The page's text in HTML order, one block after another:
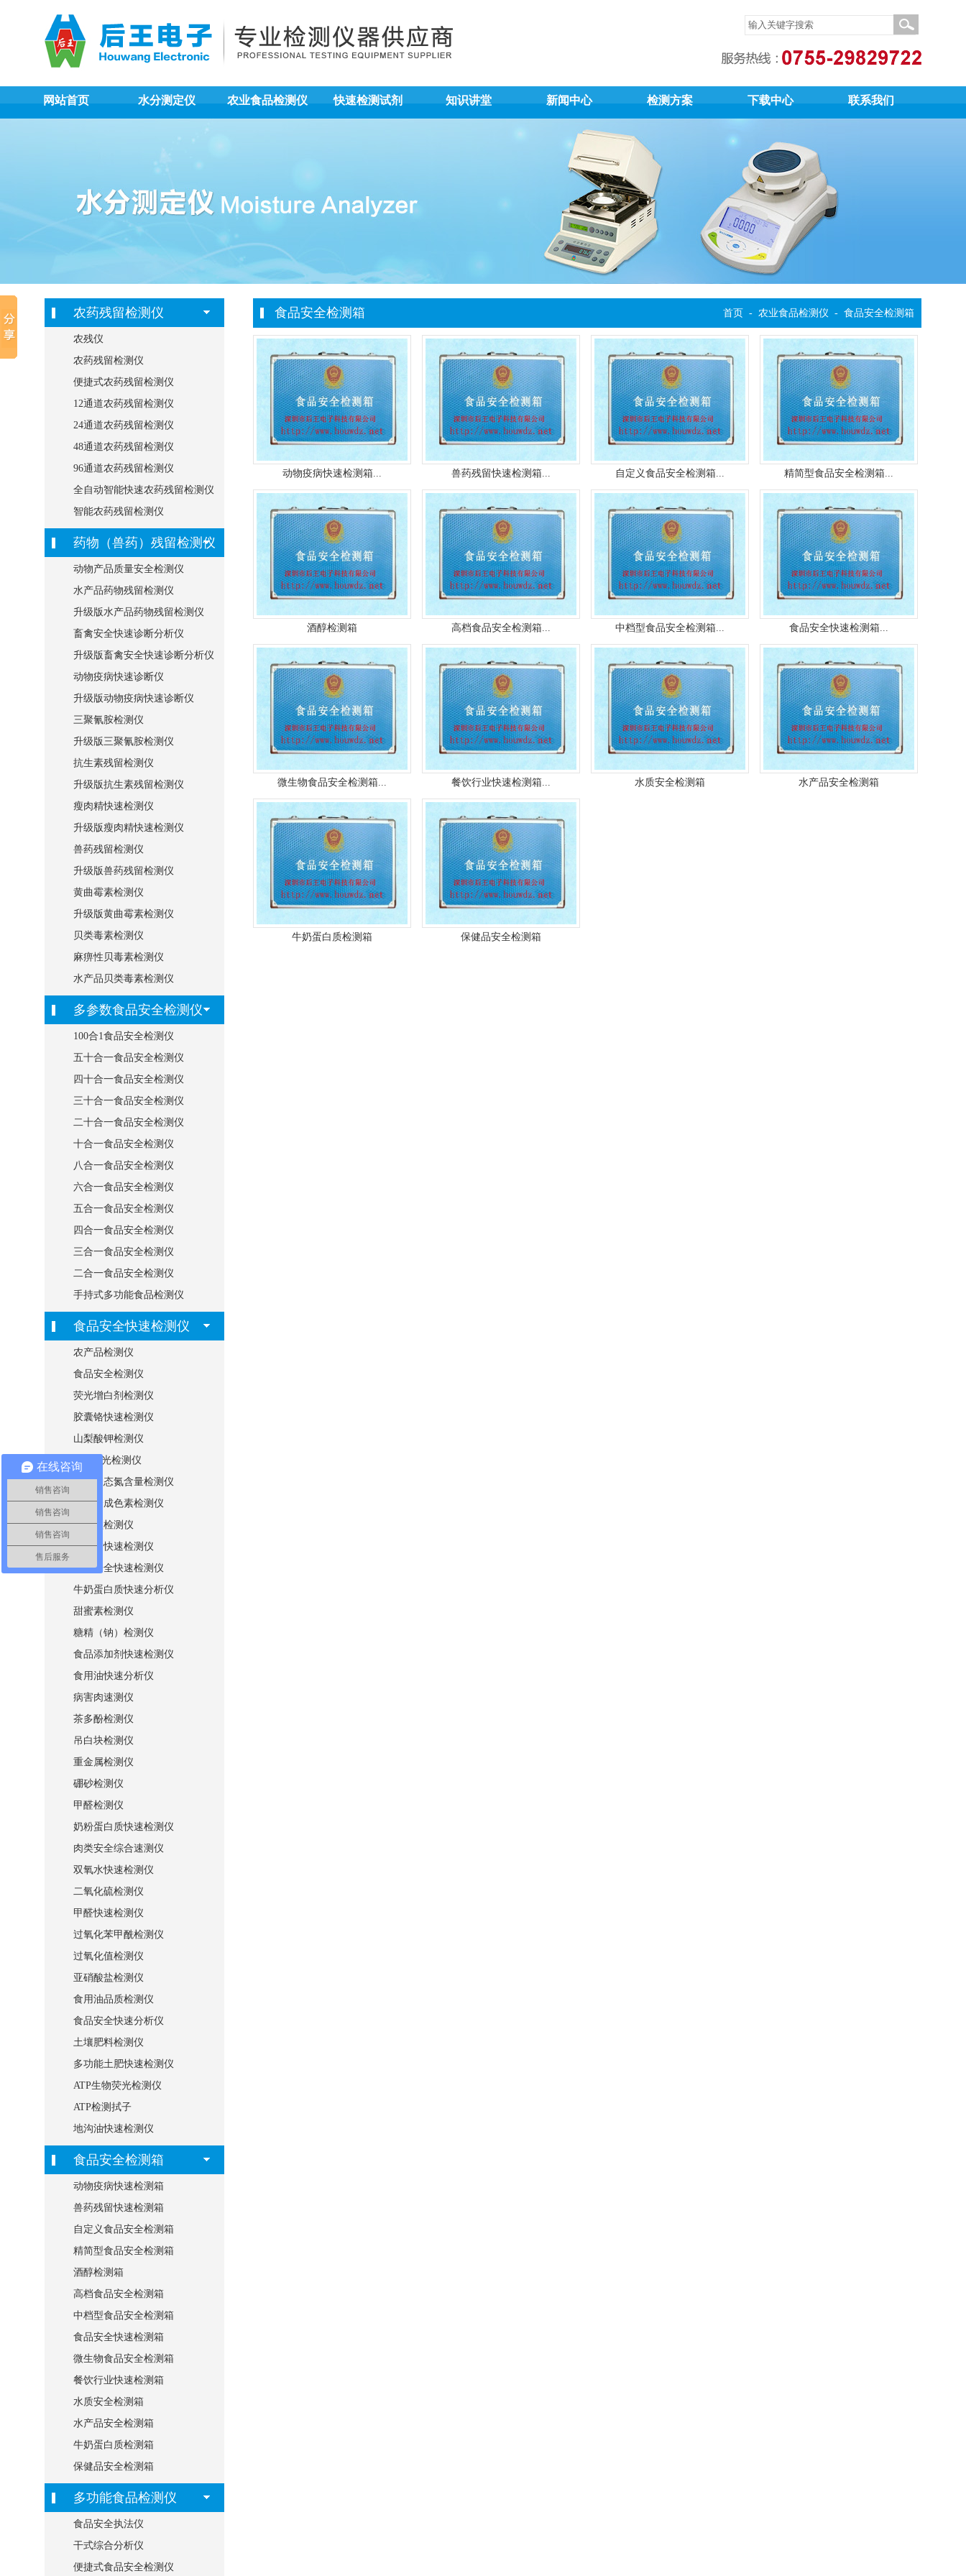
网站首页 水分测定仪 农业食品检测仪 快速检测试剂 知识讲堂 新闻中心 检测方案 下载中心 联系我们
农药残留检测仪
农残仪
农药残留检测仪
便捷式农药残留检测仪
12通道农药残留检测仪
24通道农药残留检测仪
48通道农药残留检测仪
96通道农药残留检测仪
全自动智能快速农药残留检测仪
智能农药残留检测仪
药物（兽药）残留检测仪
动物产品质量安全检测仪
水产品药物残留检测仪
升级版水产品药物残留检测仪
畜禽安全快速诊断分析仪
升级版畜禽安全快速诊断分析仪
动物疫病快速诊断仪
升级版动物疫病快速诊断仪
三聚氰胺检测仪
升级版三聚氰胺检测仪
抗生素残留检测仪
升级版抗生素残留检测仪
瘦肉精快速检测仪
升级版瘦肉精快速检测仪
兽药残留检测仪
升级版兽药残留检测仪
黄曲霉素检测仪
升级版黄曲霉素检测仪
贝类毒素检测仪
麻痹性贝毒素检测仪
水产品贝类毒素检测仪
多参数食品安全检测仪
100合1食品安全检测仪
五十合一食品安全检测仪
四十合一食品安全检测仪
三十合一食品安全检测仪
二十合一食品安全检测仪
十合一食品安全检测仪
八合一食品安全检测仪
六合一食品安全检测仪
五合一食品安全检测仪
四合一食品安全检测仪
三合一食品安全检测仪
二合一食品安全检测仪
手持式多功能食品检测仪
食品安全快速检测仪
农产品检测仪
食品安全检测仪
荧光增白剂检测仪
胶囊铬快速检测仪
山梨酸钾检测仪
ATP荧光检测仪
氨基酸态氮含量检测仪
食用合成色素检测仪
硝酸盐检测仪
地沟油快速检测仪
筷子安全快速检测仪
牛奶蛋白质快速分析仪
甜蜜素检测仪
糖精（钠）检测仪
食品添加剂快速检测仪
食用油快速分析仪
病害肉速测仪
茶多酚检测仪
吊白块检测仪
重金属检测仪
硼砂检测仪
甲醛检测仪
奶粉蛋白质快速检测仪
肉类安全综合速测仪
双氧水快速检测仪
二氧化硫检测仪
甲醛快速检测仪
过氧化苯甲酰检测仪
过氧化值检测仪
亚硝酸盐检测仪
食用油品质检测仪
食品安全快速分析仪
土壤肥料检测仪
多功能土肥快速检测仪
ATP生物荧光检测仪
ATP检测拭子
地沟油快速检测仪
食品安全检测箱
动物疫病快速检测箱
兽药残留快速检测箱
自定义食品安全检测箱
精简型食品安全检测箱
酒醇检测箱
高档食品安全检测箱
中档型食品安全检测箱
食品安全快速检测箱
微生物食品安全检测箱
餐饮行业快速检测箱
水质安全检测箱
水产品安全检测箱
牛奶蛋白质检测箱
保健品安全检测箱
多功能食品检测仪
食品安全执法仪
干式综合分析仪
便捷式食品安全检测仪
食品安全检测箱 首页 - 农业食品检测仪 - 食品安全检测箱
动物疫病快速检测箱... 兽药残留快速检测箱... 自定义食品安全检测箱... 精简型食品安全检测箱...
酒醇检测箱 高档食品安全检测箱... 中档型食品安全检测箱... 食品安全快速检测箱...
微生物食品安全检测箱... 餐饮行业快速检测箱... 水质安全检测箱 水产品安全检测箱
牛奶蛋白质检测箱 保健品安全检测箱
在线咨询
销售咨询
销售咨询
销售咨询
售后服务